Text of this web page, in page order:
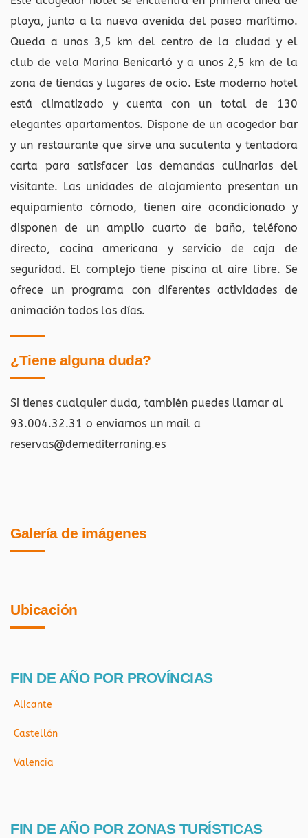
playa, junto a la nueva avenida del paseo marítimo.
Queda a unos 3,5 km del centro de la ciudad y el
club de vela Marina Benicarló y a unos 2,5 km de la
zona de tiendas y lugares de ocio. Este moderno hotel
está climatizado y cuenta con un total de 130
elegantes apartamentos. Dispone de un acogedor bar
y un restaurante que sirve una suculenta y tentadora
carta para satisfacer las demandas culinarias del
visitante. Las unidades de alojamiento presentan un
equipamiento cómodo, tienen aire acondicionado y
disponen de un amplio cuarto de baño, teléfono
directo, cocina americana y servicio de caja de
seguridad. El complejo tiene piscina al aire libre. Se
ofrece un programa con diferentes actividades de
animación todos los días.
¿Tiene alguna duda?
Si tienes cualquier duda, también puedes llamar al
93.004.32.31 o enviarnos un mail a
reservas@demediterraning.es
Galería de imágenes
Ubicación
FIN DE AÑO POR PROVÍNCIAS
Alicante
Castellón
Valencia
FIN DE AÑO POR ZONAS TURÍSTICAS